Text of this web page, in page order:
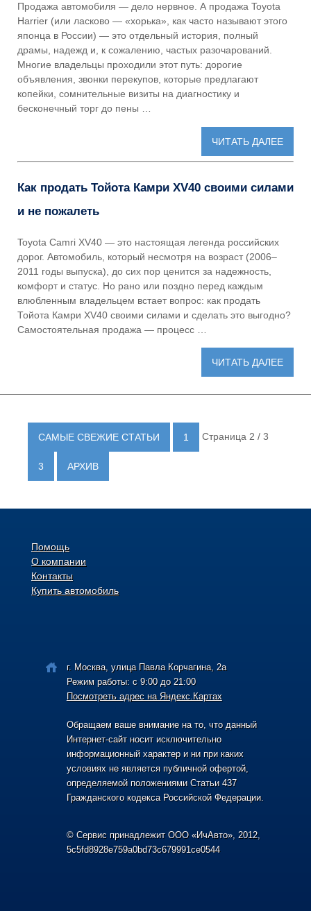
Продажа автомобиля — дело нервное. А продажа Toyota
Harrier (или ласково — «хорька», как часто называют этого
японца в России) — это отдельный история, полный
драмы, надежд и, к сожалению, частых разочарований.
Многие владельцы проходили этот путь: дорогие
объявления, звонки перекупов, которые предлагают
копейки, сомнительные визиты на диагностику и
бесконечный торг до пены …
ЧИТАТЬ ДАЛЕЕ
Как продать Тойота Камри XV40 своими силами
и не пожалеть
Toyota Camri XV40 — это настоящая легенда российских
дорог. Автомобиль, который несмотря на возраст (2006–
2011 годы выпуска), до сих пор ценится за надежность,
комфорт и статус. Но рано или поздно перед каждым
влюбленным владельцем встает вопрос: как продать
Тойота Камри XV40 своими силами и сделать это выгодно?
Самостоятельная продажа — процесс …
ЧИТАТЬ ДАЛЕЕ
САМЫЕ СВЕЖИЕ СТАТЬИ 1 Страница 2 / 3
3 АРХИВ
Помощь
О компании
Контакты
Купить автомобиль
г. Москва, улица Павла Корчагина, 2а
Режим работы: с 9:00 до 21:00
Посмотреть адрес на Яндекс.Картах
Обращаем ваше внимание на то, что данный
Интернет-сайт носит исключительно
информационный характер и ни при каких
условиях не является публичной офертой,
определяемой положениями Статьи 437
Гражданского кодекса Российской Федерации.
© Сервис принадлежит ООО «ИчАвто», 2012,
5c5fd8928e759a0bd73c679991ce0544